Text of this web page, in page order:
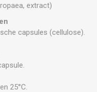
extract)
capsules (cellulose).
25°C.